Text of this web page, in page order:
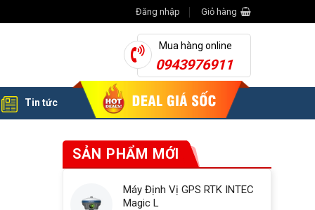
Đăng nhập Giỏ hàng
Mua hàng online
0943976911
Tin tức
SẢN PHẨM MỚI
Máy Định Vị GPS RTK INTEC
Magic L